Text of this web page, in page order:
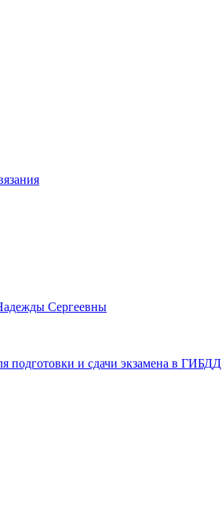
Сергеевны
подготовки и сдачи экзамена в ГИБДД